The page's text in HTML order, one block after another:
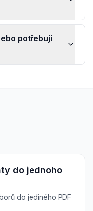
potřebuji
do jednoho
do jediného PDF